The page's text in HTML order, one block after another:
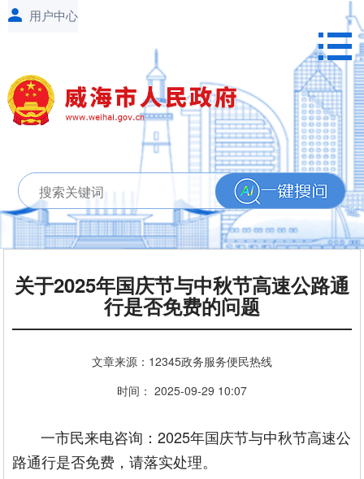
关于2025年国庆节与中秋节高速公路通
行是否免费的问题
文章来源：12345政务服务便民热线
时间： 2025-09-29 10:07
一市民来电咨询：2025年国庆节与中秋节高速公
路通行是否免费，请落实处理。